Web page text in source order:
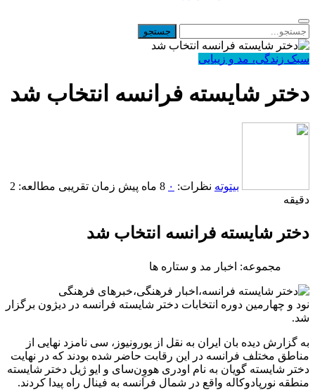
سبک زندگی، مد و زیبایی
دختر شایسته فرانسه انتخاب شد
بیتوته نظرات: ۰ 8 ماه پیش
زمان تقریبی مطالعه: 2
دقیقه
دختر شایسته فرانسه انتخاب شد
مجموعه: اخبار مد و ستاره ها
نود و چهارمین دوره انتخابات دختر شایسته فرانسه در دیژون برگزار
شد.
به گزارش دیده بان ایران به نقل از یورونیوز، سی نامزد نهایی از
مناطق مختلف فرانسه در این رقابت حاضر شده بودند که در نهایت
دختر شایسته گویان به نام اودری هووِن‌سای و ایو ژیل دختر شایسته
منطقه نورپادوکاله واقع در شمال فرانسه به فینال راه پیدا کردند.